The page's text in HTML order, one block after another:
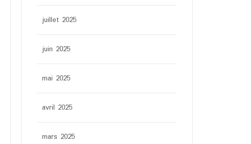
juillet 2025
juin 2025
mai 2025
avril 2025
mars 2025